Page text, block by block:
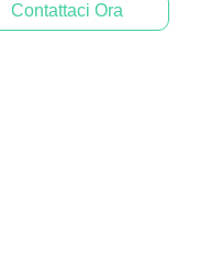
Contattaci Ora